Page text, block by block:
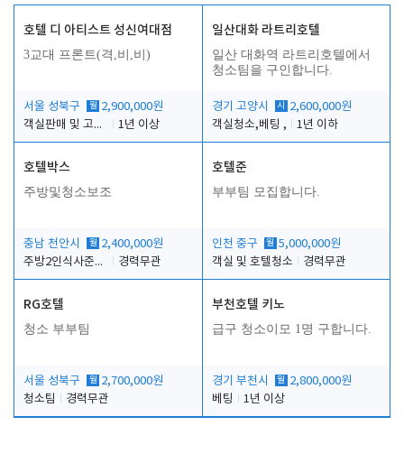
호텔 디 아티스트 성신여대점
3교대 프론트(격,비,비)
서울 성북구 월 2,900,000원
객실판매 및 고객응대
1년 이상
일산대화 라트리호텔
일산 대화역 라트리호텔에서
청소팀을 구인합니다.
경기 고양시 시
2,600,000원
객실청소,베팅 ,
1년 이하
호텔박스
주방및청소보조
충남 천안시 월 2,400,000원
주방2인식사준비및청소린렌보조
경력무관
호텔준
부부팀 모집합니다.
인천 중구 월 5,000,000원
객실 및 호텔청소
경력무관
RG호텔
청소 부부팀
서울 성북구 월 2,700,000원
청소팀
경력무관
부천호텔 키노
급구 청소이모 1명 구합니다.
경기 부천시 월 2,800,000원
베팅
1년 이상